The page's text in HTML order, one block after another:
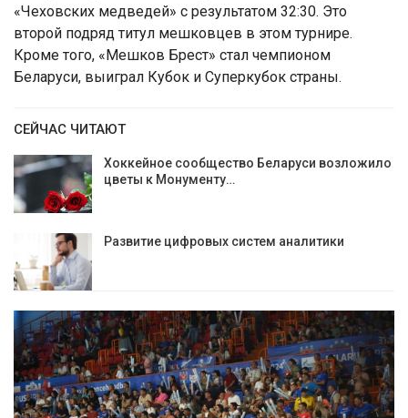
«Чеховских медведей» с результатом 32:30. Это
второй подряд титул мешковцев в этом турнире.
Кроме того, «Мешков Брест» стал чемпионом
Беларуси, выиграл Кубок и Суперкубок страны.
СЕЙЧАС ЧИТАЮТ
Хоккейное сообщество Беларуси возложило
цветы к Монументу…
Развитие цифровых систем аналитики